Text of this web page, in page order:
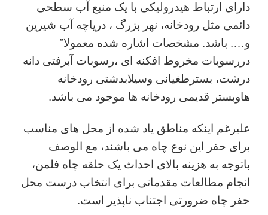
دارای ارتباط هیدرولیکی با یک منبع آب سطحی
دائمی مثل رودخانه، نهر بزرگ ، دریاچه آب شیرین
و…. باشد. مشخصات اشاره شده معمولا”
دررسوبات مخروط افکنه ای ،رسوبات آبرفتی دانه
درشت، بسترطغیانی وسیلابدشتی رودخانه
هاوبستر قدیمی رودخانه ها موجود می باشد.
علیرغم اینکه مناطق یاد شده از محل های مناسب
برای حفر این نوع چاه می باشند، مع الوصف
باتوجه به هزینه بالای احداث یک حلقه چاه فلمن،
انجام مطالعات مقدماتی برای انتخاب درست محل
حفر چاه ضرورتی اجتناب ناپذیر است.